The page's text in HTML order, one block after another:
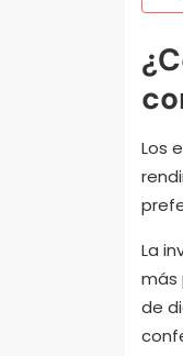
Los
La
más
de